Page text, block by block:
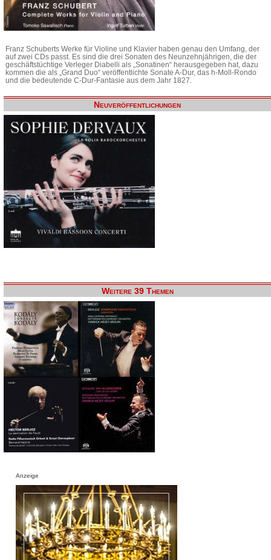
Franz Schuberts Werke für Violine und Klavier haben genau den Umfang, der
auf zwei CDs passt. Es sind die drei Sonaten des Neunzehnjährigen, die der
geschäftstüchtige Verleger Diabelli als „Sonatinen“ herausgegeben hat, dazu
kommen die als „Grand Duo“ veröffentlichte Sonate A-Dur, das h-Moll-Rondo
und die bedeutende C-Dur-Fantasie aus dem Jahr 1827.
Neuveröffentlichungen
Weitere 39 Themen
Anzeige